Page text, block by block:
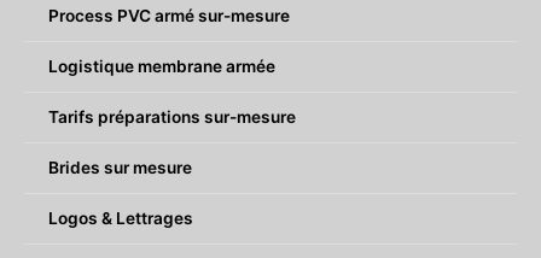
Process PVC armé sur-mesure
Logistique membrane armée
Tarifs préparations sur-mesure
Brides sur mesure
Logos & Lettrages